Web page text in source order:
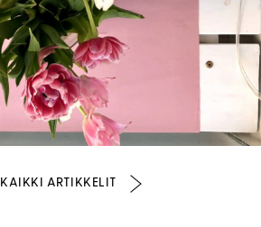
KAIKKI ARTIKKELIT